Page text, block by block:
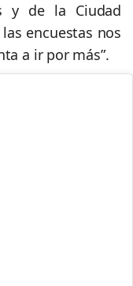
y de la Ciudad
encuestas nos
a ir por más”.